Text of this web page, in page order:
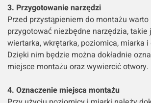
3. Przygotowanie narzędzi
Przed przystąpieniem do montażu warto
przygotować niezbędne narzędzia, takie
wiertarka, wkrętarka, poziomica, miarka i
Dzięki nim będzie można dokładnie
miejsce montażu oraz wywiercić otwory.
4. Oznaczenie miejsca montażu